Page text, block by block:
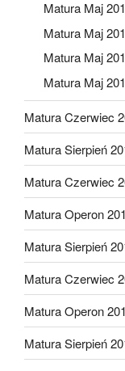
Matura Maj
Matura Maj
Matura Maj
Matura Maj
Matura Czerwiec
Matura Sierpień
Matura Czerwiec
Matura Operon
Matura Sierpień
Matura Czerwiec
Matura Operon
Matura Sierpień